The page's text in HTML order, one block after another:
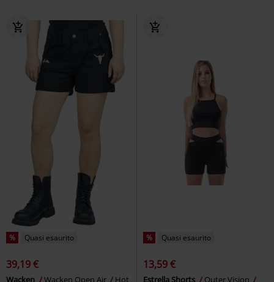
% Quasi esaurito
39,19 €
Wacken Wacken Open Air
Hot
% Quasi esaurito
13,59 €
Estrella Shorts
Outer Vision